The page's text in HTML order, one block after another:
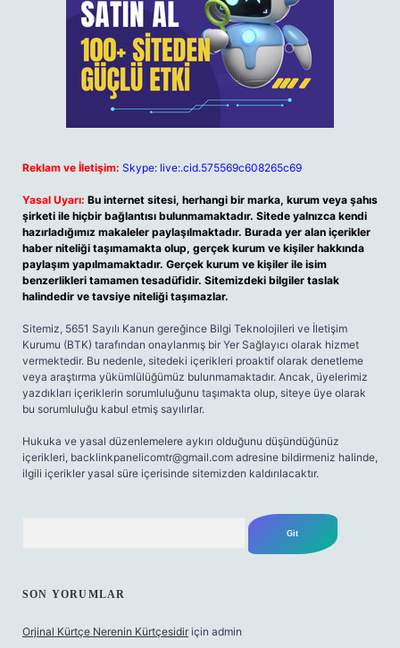
Reklam ve İletişim: Skype: live:.cid.575569c608265c69
Yasal Uyarı: Bu internet sitesi, herhangi bir marka, kurum veya şahıs
şirketi ile hiçbir bağlantısı bulunmamaktadır. Sitede yalnızca kendi
hazırladığımız makaleler paylaşılmaktadır. Burada yer alan içerikler
haber niteliği taşımamakta olup, gerçek kurum ve kişiler hakkında
paylaşım yapılmamaktadır. Gerçek kurum ve kişiler ile isim
benzerlikleri tamamen tesadüfidir. Sitemizdeki bilgiler taslak
halindedir ve tavsiye niteliği taşımazlar.
Sitemiz, 5651 Sayılı Kanun gereğince Bilgi Teknolojileri ve İletişim
Kurumu (BTK) tarafından onaylanmış bir Yer Sağlayıcı olarak hizmet
vermektedir. Bu nedenle, sitedeki içerikleri proaktif olarak denetleme
veya araştırma yükümlülüğümüz bulunmamaktadır. Ancak, üyelerimiz
yazdıkları içeriklerin sorumluluğunu taşımakta olup, siteye üye olarak
bu sorumluluğu kabul etmiş sayılırlar.
Hukuka ve yasal düzenlemelere aykırı olduğunu düşündüğünüz
içerikleri, backlinkpanelicomtr@gmail.com adresine bildirmeniz halinde,
ilgili içerikler yasal süre içerisinde sitemizden kaldırılacaktır.
SON YORUMLAR
Orjinal Kürtçe Nerenin Kürtçesidir için admin